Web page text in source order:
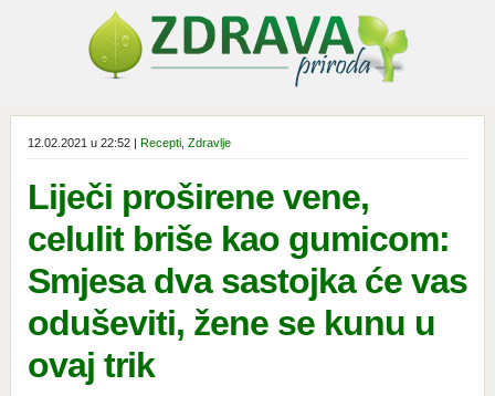
12.02.2021 u 22:52 | Recepti, Zdravlje
Liječi proširene vene,
celulit briše kao gumicom:
Smjesa dva sastojka će vas
oduševiti, žene se kunu u
ovaj trik